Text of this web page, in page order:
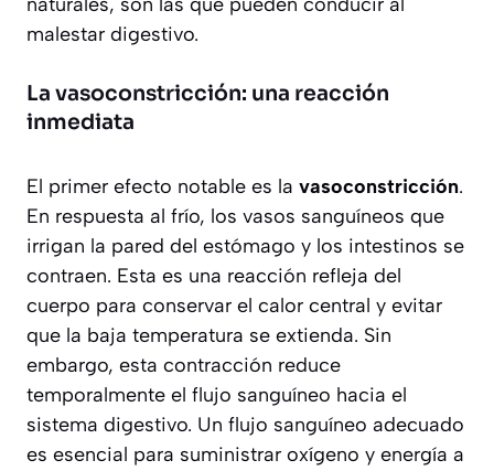
naturales, son las que pueden conducir al
malestar digestivo.
La vasoconstricción: una reacción
inmediata
El primer efecto notable es la vasoconstricción.
En respuesta al frío, los vasos sanguíneos que
irrigan la pared del estómago y los intestinos se
contraen. Esta es una reacción refleja del
cuerpo para conservar el calor central y evitar
que la baja temperatura se extienda. Sin
embargo, esta contracción reduce
temporalmente el flujo sanguíneo hacia el
sistema digestivo. Un flujo sanguíneo adecuado
es esencial para suministrar oxígeno y energía a